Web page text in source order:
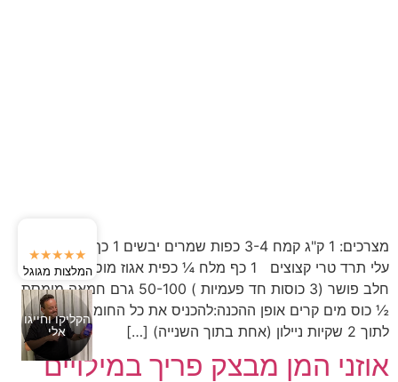
מצרכים: 1 ק"ג קמח 3-4 כפות שמרים יבשים 1 כף סוכר ½ ק"ג
עלי תרד טרי קצוצים 1 כף מלח ¼ כפית אגוז מוסקט ½ ליטר
חלב פושר (3 כוסות חד פעמיות ) 50-100 גרם חמאה מומסת
½ כוס מים קרים אופן ההכנה:להכניס את כל החומרים היבשים
לתוך 2 שקיות ניילון (אחת בתוך השנייה) […]
אוזני המן מבצק פריך במילויים
★★★★★
המלצות מגוגל
הקליקו וחייגו
אלי